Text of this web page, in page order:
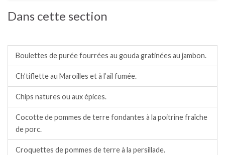
Dans cette section
Boulettes de purée fourrées au gouda gratinées au jambon.
Ch’tiflette au Maroilles et à l’ail fumée.
Chips natures ou aux épices.
Cocotte de pommes de terre fondantes à la poitrine fraîche
de porc.
Croquettes de pommes de terre à la persillade.